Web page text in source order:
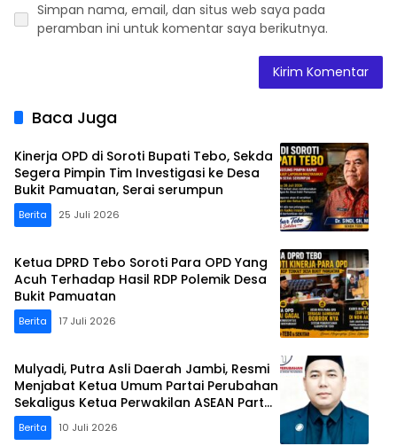
Simpan nama, email, dan situs web saya pada
peramban ini untuk komentar saya berikutnya.
Baca Juga
Kinerja OPD di Soroti Bupati Tebo, Sekda
Segera Pimpin Tim Investigasi ke Desa
Bukit Pamuatan, Serai serumpun
Berita 25 Juli 2026
Ketua DPRD Tebo Soroti Para OPD Yang
Acuh Terhadap Hasil RDP Polemik Desa
Bukit Pamuatan
Berita 17 Juli 2026
Mulyadi, Putra Asli Daerah Jambi, Resmi
Menjabat Ketua Umum Partai Perubahan
Sekaligus Ketua Perwakilan ASEAN Partai
Perubahan di Malaysia
Berita 10 Juli 2026